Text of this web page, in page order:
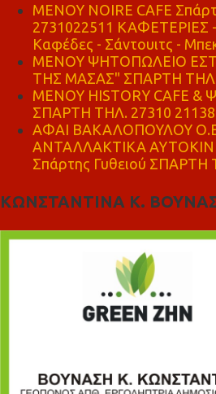
MENOY NOIRE CAFE
2731022511
Καφέδες - Σάντουιτς -
ΜΕΝΟΥ ΨΗΤΟΠΩΛΕΙΟ
ΤΗΣ ΜΑΣΑΣ" ΣΠΑΡΤΗ ΤΗΛ.
ΜΕΝΟΥ HISTORY CAFE &
ΣΠΑΡΤΗ ΤΗΛ. 27310 21138
ΑΦΑΙ ΒΑΚΑΛΟΠΟΥΛΟΥ Ο.Ε
ΑΝΤΑΛΛΑΚΤΙΚΑ
Σπάρτης Γυθειού ΣΠΑΡΤΗ
ΚΩΝΣΤΑΝΤΙΝΑ Κ.